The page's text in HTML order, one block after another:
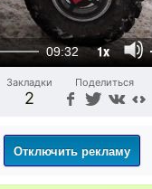
09:32 1x
Закладки
2
Поделиться
Отключить рекламу